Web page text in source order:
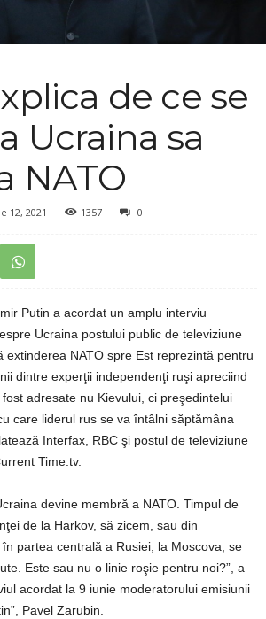
de ce se
Ucraina sa
NATO
12, 2021 1357 0
Putin a acordat un amplu interviu
Ucraina postului public de televiziune
extinderea NATO spre Est reprezintă pentru
dintre experţii independenţi ruşi apreciind
adresate nu Kievului, ci preşedintelui
care liderul rus se va întâlni săptămâna
Interfax, RBC şi postul de televiziune
Time.tv.
devine membră a NATO. Timpul de
de la Harkov, să zicem, sau din
partea centrală a Rusiei, la Moscova, se
Este sau nu o linie roşie pentru noi?”, a
acordat la 9 iunie moderatorului emisiunii
Pavel Zarubin.